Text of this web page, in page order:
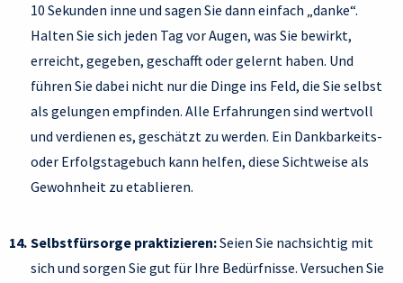
10 Sekunden inne und sagen Sie dann einfach „danke“.
Halten Sie sich jeden Tag vor Augen, was Sie bewirkt,
erreicht, gegeben, geschafft oder gelernt haben. Und
führen Sie dabei nicht nur die Dinge ins Feld, die Sie selbst
als gelungen empfinden. Alle Erfahrungen sind wertvoll
und verdienen es, geschätzt zu werden. Ein Dankbarkeits-
oder Erfolgstagebuch kann helfen, diese Sichtweise als
Gewohnheit zu etablieren.
Selbstfürsorge praktizieren:Seien Sie nachsichtig mit
sich und sorgen Sie gut für Ihre Bedürfnisse. Versuchen Sie